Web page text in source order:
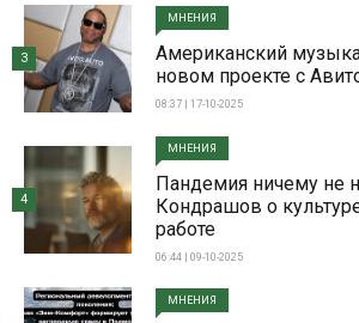
МНЕНИЯ
Американский
новом проекте с
08:37 | 17-10-2025
3
МНЕНИЯ
Пандемия ничему не
Кондрашов о
работе
06:44 | 09-10-2025
4
МНЕНИЯ